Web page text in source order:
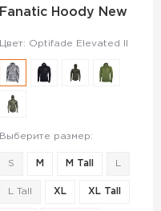
Fanatic Hoody New
Цвет: Optifade Elevated II
Выберите размер:
S M M Tall
L Tall XL XL Tall